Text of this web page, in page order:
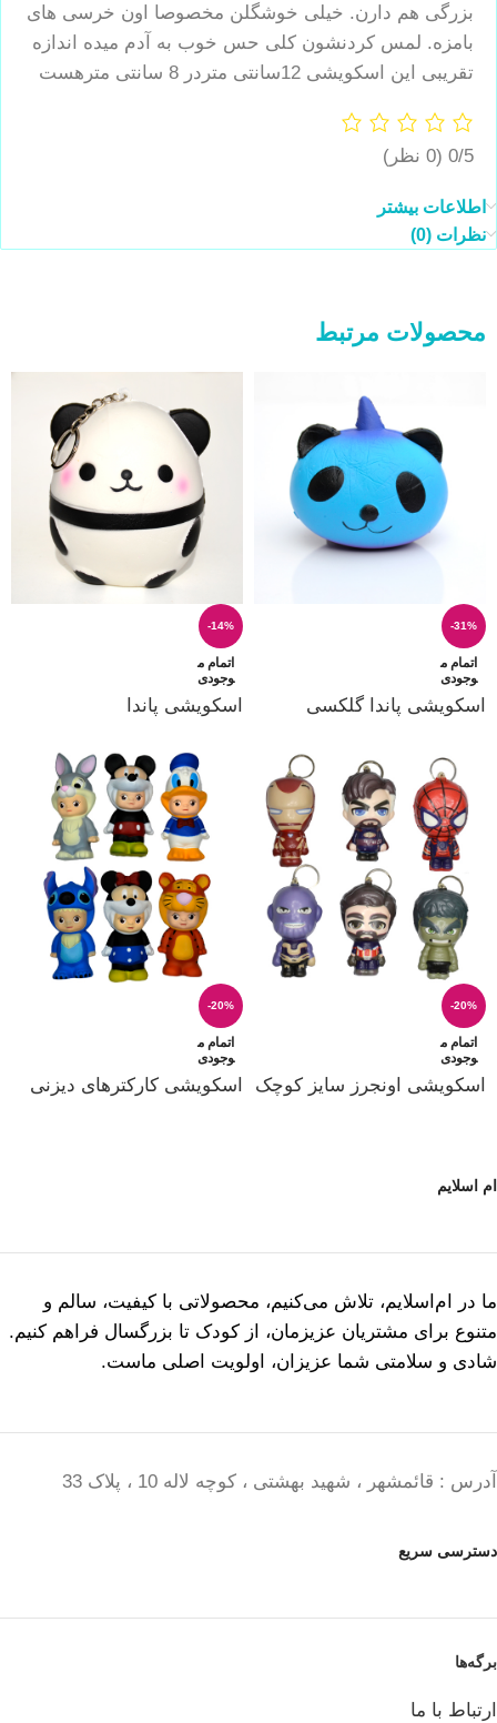
بزرگی هم دارن. خیلی خوشگلن مخصوصا اون خرسی های
بامزه. لمس کردنشون کلی حس خوب به آدم میده اندازه
تقریبی این اسکویشی 12سانتی متردر 8 سانتی مترهست
0/5 (0 نظر)
اطلاعات بیشتر
نظرات (0)
محصولات مرتبط
-31%
اتمام م
وجودی
اسکویشی پاندا گلکسی
-14%
اتمام م
وجودی
اسکویشی پاندا
-20%
اتمام م
وجودی
اسکویشی اونجرز سایز کوچک
-20%
اتمام م
وجودی
اسکویشی کارکترهای دیزنی
ام اسلایم
ما در ام‌اسلایم، تلاش می‌کنیم، محصولاتی با کیفیت، سالم و
متنوع برای مشتریان عزیزمان، از کودک تا بزرگسال فراهم کنیم.
شادی و سلامتی شما عزیزان، اولویت اصلی ماست.
آدرس : قائمشهر ، شهید بهشتی ، کوچه لاله 10 ، پلاک 33
دسترسی سریع
برگه‌ها
ارتباط با ما